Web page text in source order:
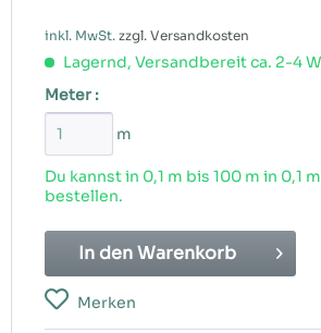
inkl. MwSt. zzgl. Versandkosten
Lagernd, Versandbereit ca. 2-4
Meter :
m
Du kannst in 0,1 m bis 100 m in 0,1
bestellen.
In den Warenkorb
Merken